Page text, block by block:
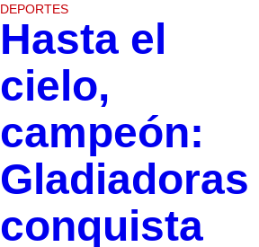
DEPORTES
Hasta el
cielo,
campeón:
Gladiadoras
conquista